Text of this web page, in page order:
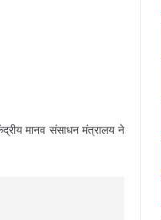
मानव संसाधन मंत्रालय ने